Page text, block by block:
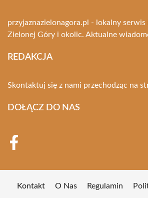
przyjaznazielonagora.pl - lokalny
Zielonej Góry i okolic. Aktualne
REDAKCJA
Skontaktuj się z nami przechodząc na
DOŁĄCZ DO NAS
Kontakt O Nas Regulamin